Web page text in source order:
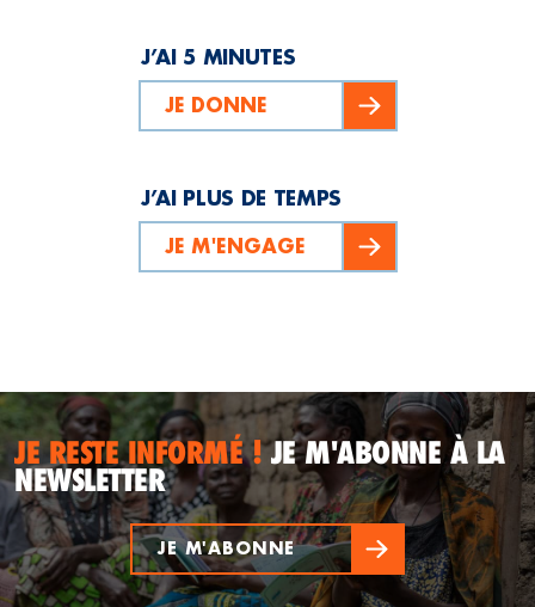
J’AI 5 MINUTES
JE DONNE
J’AI PLUS DE TEMPS
JE M'ENGAGE
JE RESTE INFORMÉ !JE M'ABONNE À LA
NEWSLETTER
JE M'ABONNE